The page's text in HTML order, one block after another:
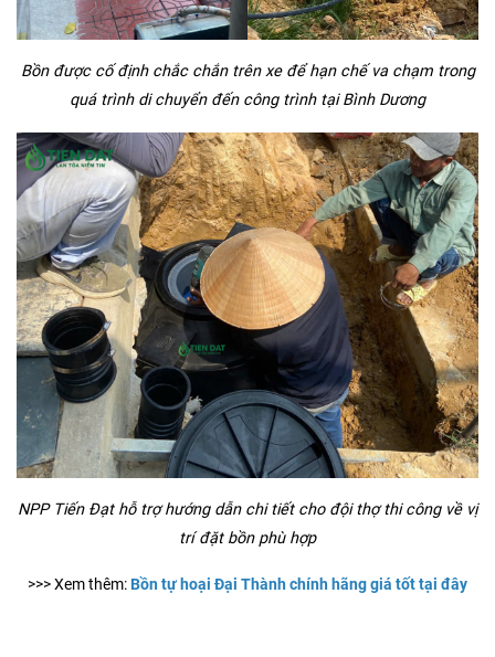
Bồn được cố định chắc chắn trên xe để hạn chế va chạm trong
quá trình di chuyển đến công trình tại Bình Dương
NPP Tiến Đạt hỗ trợ hướng dẫn chi tiết cho đội thợ thi công về vị
trí đặt bồn phù hợp
>>> Xem thêm:Bồn tự hoại Đại Thành chính hãng giá tốt tại đây